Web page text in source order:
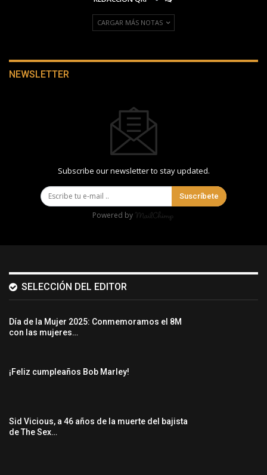
CARGAR MÁS NOTAS
NEWSLETTER
Subscribe our newsletter to stay updated.
Suscríbete
Powered by
SELECCIÓN DEL EDITOR
Día de la Mujer 2025: Conmemoramos el 8M
con las mujeres…
¡Feliz cumpleaños Bob Marley!
Sid Vicious, a 46 años de la muerte del bajista
de The Sex…